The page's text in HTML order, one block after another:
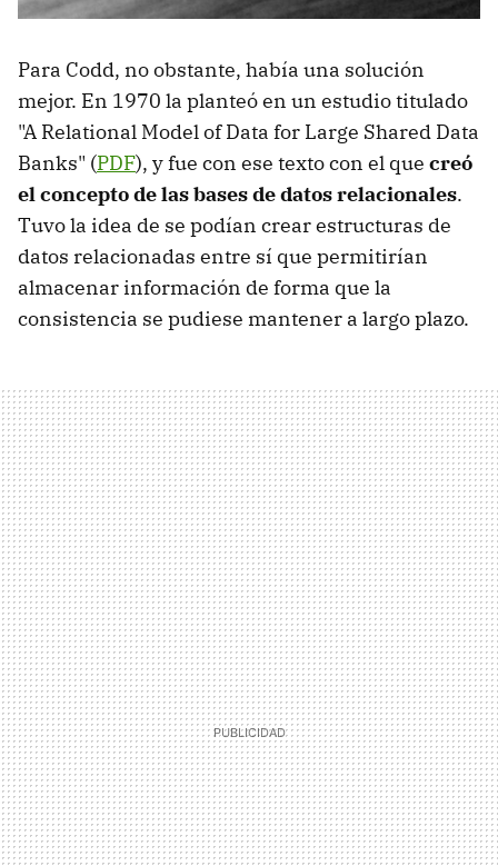
Para Codd, no obstante, había una solución
mejor. En 1970 la planteó en un estudio titulado
"A Relational Model of Data for Large Shared Data
Banks" (PDF), y fue con ese texto con el que creó
el concepto de las bases de datos relacionales.
Tuvo la idea de se podían crear estructuras de
datos relacionadas entre sí que permitirían
almacenar información de forma que la
consistencia se pudiese mantener a largo plazo.